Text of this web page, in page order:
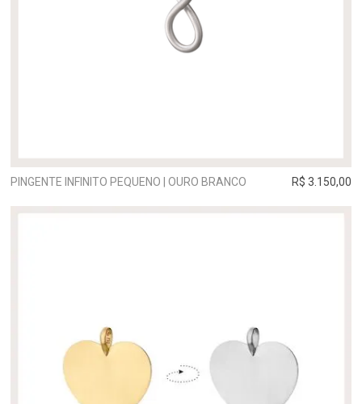
PINGENTE INFINITO PEQUENO | OURO BRANCO R$ 3.150,00